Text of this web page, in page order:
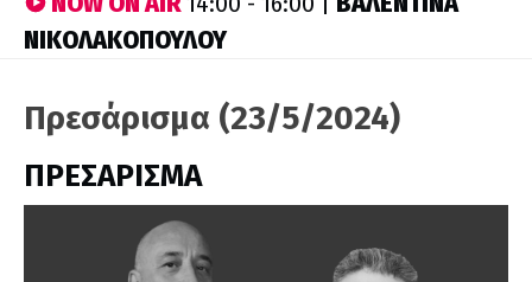
ΝΙΚΟΛΑΚΟΠΟΥΛΟΥ
Πρεσάρισμα (23/5/2024)
ΠΡΕΣΑΡΙΣΜΑ